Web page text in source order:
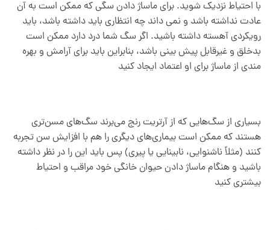
با احتیاط نزدیک شوید. برای ماساژ دادن سگی که ممکن است به آن
عادت نداشته باشد و نمی داند چه انتظاری باید داشته باشد، باید
رویکردی آهسته داشته باشید. اگر سگ شما درد دارد ممکن است
بدخلق و غیرقابل پیش بینی باشد، بنابراین باید برای آرامش و بهره
مندی از ماساژ برای او اعتماد ایجاد کنید
بسیاری از سگ‌هایی که از آرتریت رنج می‌برند سگ‌های مسن‌تری
هستند که ممکن است بیماری‌های دیگری را هم با افزایش سن تجربه
کنند (مثلاً ناشنوایی، نابینایی یا پیری) پس باید این را در نظر داشته
باشید و هنگام ماساژ دادن حیوان خانگی خود مراقب و احتیاط
بیشتری کنید